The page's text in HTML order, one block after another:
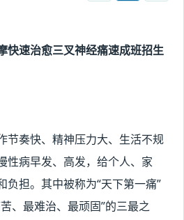
快速治愈三叉神经痛速成班招生
节奏快、精神压力大、生活不规
性病早发、高发，给个人、家
负担。其中被称为“天下第一痛”
、最难治、最顽固”的三最之